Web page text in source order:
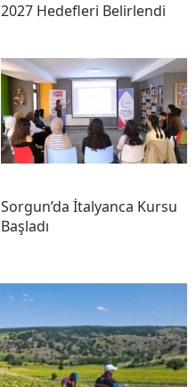
2027 Hedefleri Belirlendi
Sorgun’da İtalyanca Kursu
Başladı